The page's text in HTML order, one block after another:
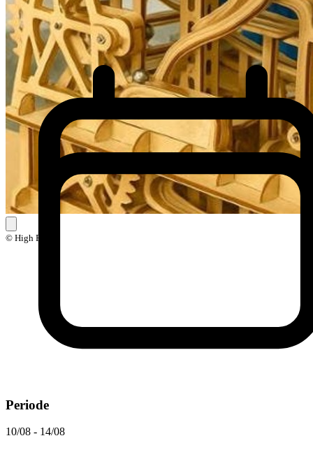
© High Five
Periode
10/08 - 14/08